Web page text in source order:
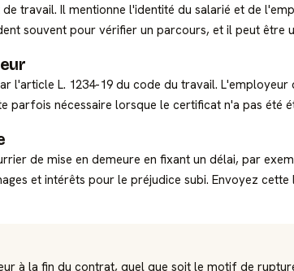
travail. Il mentionne l'identité du salarié et de
souvent pour vérifier un parcours, et il peut
l'article L. 1234-19 du code du travail.
parfois nécessaire lorsque le certificat n'a pas été
de mise en demeure en fixant un délai, par
et intérêts pour le préjudice subi. Envoyez
à la fin du contrat, quel que soit le motif de